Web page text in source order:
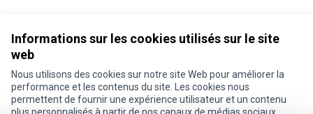
Informations sur les cookies utilisés sur le site
web
Nous utilisons des cookies sur notre site Web pour améliorer la
performance et les contenus du site. Les cookies nous
permettent de fournir une expérience utilisateur et un contenu
Conditions d'utilisation
Paramètres des cookies
Je participe ! sur X
Je participe ! sur Facebook
Je participe ! sur Instagram